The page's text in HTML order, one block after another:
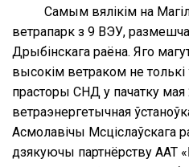
Самым вялікім на
ветрапарк з 9 ВЭУ,
Дрыбінскага раёна. Яго
высокім ветраком не толькі
прасторы СНД у пачатку мая
ветраэнергетычная
Асмолавічы Мсціслаўскага
дзякуючы партнёрству ААТ